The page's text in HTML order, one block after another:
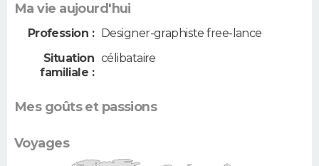
Ma vie aujourd'hui
Profession :
Designer-graphiste free-lance
Situation
familiale :
célibataire
Mes goûts et passions
Voyages